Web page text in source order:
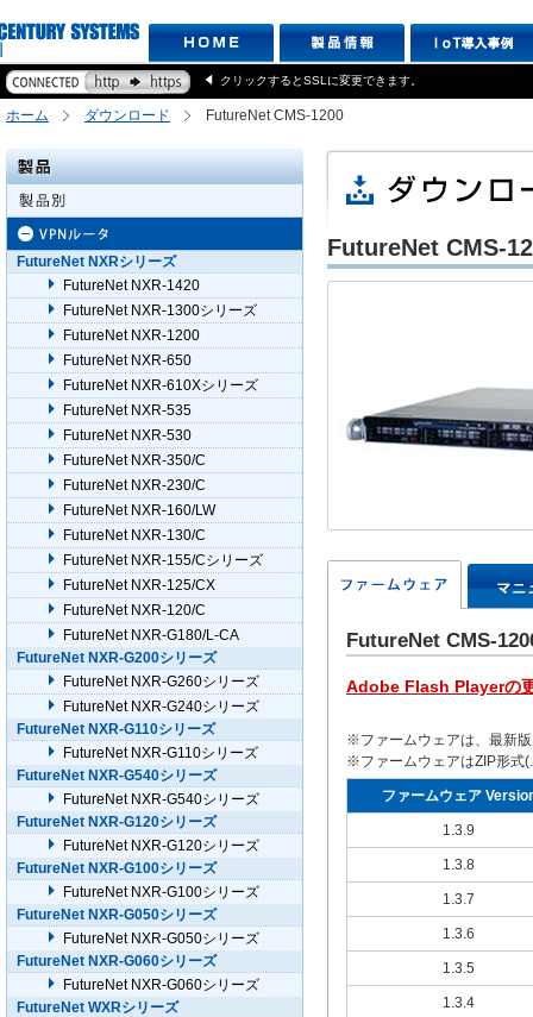
クリックするとSSLに変更できます。
ホーム ダウンロード FutureNet CMS-1200
FutureNet CMS-
FutureNet CMS-
Adobe Flash Playerの
※ファームウェアは、最新
※ファームウェアはZIP形式
ファームウェア
1.3.9
1.3.8
1.3.7
1.3.6
1.3.5
1.3.4
FutureNet NXRシリーズ
FutureNet NXR-1420
FutureNet NXR-1300シリーズ
FutureNet NXR-1200
FutureNet NXR-650
FutureNet NXR-610Xシリーズ
FutureNet NXR-535
FutureNet NXR-530
FutureNet NXR-350/C
FutureNet NXR-230/C
FutureNet NXR-160/LW
FutureNet NXR-130/C
FutureNet NXR-155/Cシリーズ
FutureNet NXR-125/CX
FutureNet NXR-120/C
FutureNet NXR-G180/L-CA
FutureNet NXR-G200シリーズ
FutureNet NXR-G260シリーズ
FutureNet NXR-G240シリーズ
FutureNet NXR-G110シリーズ
FutureNet NXR-G110シリーズ
FutureNet NXR-G540シリーズ
FutureNet NXR-G540シリーズ
FutureNet NXR-G120シリーズ
FutureNet NXR-G120シリーズ
FutureNet NXR-G100シリーズ
FutureNet NXR-G100シリーズ
FutureNet NXR-G050シリーズ
FutureNet NXR-G050シリーズ
FutureNet NXR-G060シリーズ
FutureNet NXR-G060シリーズ
FutureNet WXRシリーズ